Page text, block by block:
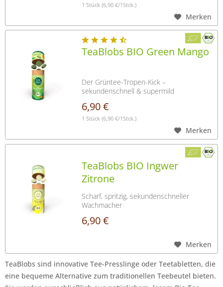
1 Stück (6,90 €/1Stck.)
Merken
TeaBlobs BIO Green Mango
Der Grüntee-Tropen-Kick –
sekundenschnell & supermild
6,90 €
1 Stück (6,90 €/1Stck.)
Merken
TeaBlobs BIO Ingwer
Zitrone
Scharf, spritzig, sekundenschneller
Wachmacher
6,90 €
Merken
TeaBlobs sind innovative Tee-Presslinge oder Teetabletten, die
eine bequeme Alternative zum traditionellen Teebeutel bieten.